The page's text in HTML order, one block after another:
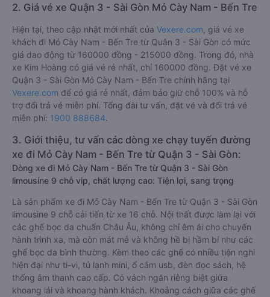
2. Giá vé xe Quận 3 - Sài Gòn Mỏ Cày Nam - Bến Tre
Hiện tại, theo cập nhật mới nhất của Vexere.com , giá vé xe
khách đi Mỏ Cày Nam - Bến Tre từ Quận 3 - Sài Gòn có mức
giá dao động từ 160000 đồng - 215000 đồng. Trong đó, nhà
xe Kim Hoàng có giá vé rẻ nhất, chỉ 160000 đồng. Đặt vé xe
Quận 3 - Sài Gòn Mỏ Cày Nam - Bến Tre chính hãng tại
Vexere.com để có giá rẻ nhất, đảm bảo giữ chỗ 100% và hỗ
trợ đổi trả vé miễn phí. Tổng đài tư vấn, đặt vé và đổi trả vé
miễn phí: 1900 888684.
3. Giới thiệu, tư vấn các dòng xe chạy tuyến đường
xe đi Mỏ Cày Nam - Bến Tre từ Quận 3 - Sài Gòn:
Dòng xe đi Mỏ Cày Nam - Bến Tre từ Quận 3 - Sài Gòn
limousine 9 chỗ vip, chất lượng cao: Tiện lợi, sang trọng
Là sản phẩm xe đi Mỏ Cày Nam - Bến Tre từ Quận 3 - Sài Gòn
limousine 9 chỗ cải tiến từ xe 16 chỗ. Nội thất được làm lại với
các ghế bọc da chuẩn Châu Âu, không chỉ êm ái cho chuyến
hành trình xa, mà còn mát mẻ và không hề bị hầm bí như các
ghế bọc da bình thường. Kèm theo các ghế có nhiều tiện nghi
hiện đại như ti-vi, tủ lạnh mini, ổ cắm usb, đèn đọc sách, hệ
thống âm thanh cao cấp. Có vách ngăn riêng biệt giữa
khoang lái và khoang hành khách. Khoảng cách giữa các ghế